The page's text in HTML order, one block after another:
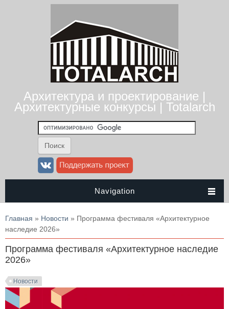
Архитектура и проектирование |
Архитектурные конкурсы | Totalarch
Navigation
Вы здесь
Главная » Новости » Программа фестиваля «Архитектурное
наследие 2026»
Программа фестиваля «Архитектурное наследие
2026»
Новости